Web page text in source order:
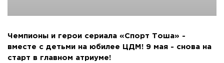
Чемпионы и герои сериала «Спорт Тоша» -
вместе с детьми на юбилее ЦДМ! 9 мая - снова на
старт в главном атриуме!